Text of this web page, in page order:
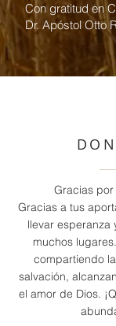
Con gratitud en
Dr. Apóstol Otto
Gracias
Gracias a tus
llevar esperanza
muchos
compartiendo
salvación,
el amor de Dios.